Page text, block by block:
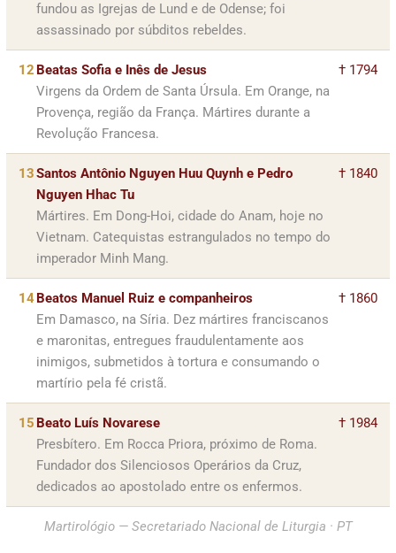
fundou as Igrejas de Lund e de Odense; foi
assassinado por súbditos rebeldes.
12 Beatas Sofia e Inês de Jesus
Virgens da Ordem de Santa Úrsula. Em Orange, na
Provença, região da França. Mártires durante a
Revolução Francesa.
† 1794
13Santos Antônio Nguyen Huu Quynh e Pedro
Nguyen Hhac Tu
Mártires. Em Dong-Hoi, cidade do Anam, hoje no
Vietnam. Catequistas estrangulados no tempo do
imperador Minh Mang.
† 1840
14 Beatos Manuel Ruiz e companheiros
Em Damasco, na Síria. Dez mártires franciscanos
e maronitas, entregues fraudulentamente aos
inimigos, submetidos à tortura e consumando o
martírio pela fé cristã.
† 1860
15 Beato Luís Novarese
Presbítero. Em Rocca Priora, próximo de Roma.
Fundador dos Silenciosos Operários da Cruz,
dedicados ao apostolado entre os enfermos.
† 1984
Martirológio — Secretariado Nacional de Liturgia · PT